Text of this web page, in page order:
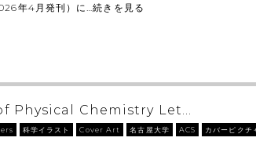
年4月発刊）に…続きを見る
Physical Chemistry Let…
科学イラスト Cover Art 名古屋大学 ACS
カバーピクチ